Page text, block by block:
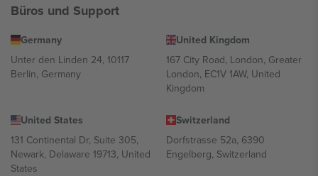
Büros und Support
Germany
Unter den Linden 24, 10117
Berlin, Germany
United Kingdom
167 City Road, London, Greater
London, EC1V 1AW, United
Kingdom
United States
131 Continental Dr, Suite 305,
Newark, Delaware 19713, United
States
Switzerland
Dorfstrasse 52a, 6390
Engelberg, Switzerland